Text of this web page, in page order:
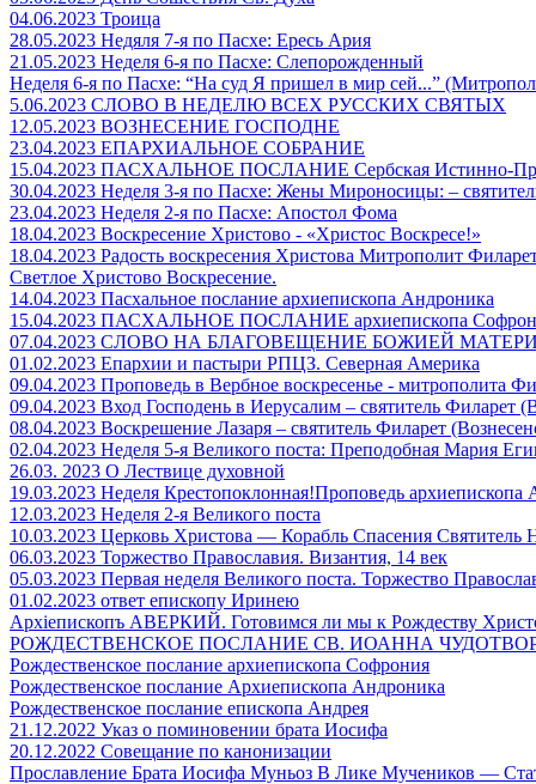
04.06.2023 Троица
28.05.2023 Недяля 7-я по Пасхе: Ересь Ария
21.05.2023 Неделя 6-я по Пасхе: Слепорожденный
Неделя 6-я по Пасхе: “На суд Я пришел в мир сей...”
5.06.2023 СЛОВО В НЕДЕЛЮ ВСЕХ РУССКИХ СВЯТЫХ
12.05.2023 ВОЗНЕСЕНИЕ ГОСПОДНЕ
23.04.2023 ЕПАРХИАЛЬНОЕ СОБРАНИЕ
15.04.2023 ПАСХАЛЬНОЕ ПОСЛАНИЕ Сербская Истинно-
30.04.2023 Неделя 3-я по Пасхе: Жены Мироносицы: –
23.04.2023 Неделя 2-я по Пасхе: Апостол Фома
18.04.2023 Воскресение Христово - «Христос Воскресе!»
18.04.2023 Радость воскресения Христова Митрополит
Светлое Христово Воскресение.
14.04.2023 Пасхальное послание архиепископа Андроника
15.04.2023 ПАСХАЛЬНОЕ ПОСЛАНИЕ архиепископа
07.04.2023 СЛОВО НА БЛАГОВЕЩЕНИЕ БОЖИЕЙ
01.02.2023 Епархии и пастыри РПЦЗ. Северная Америка
09.04.2023 Проповедь в Вербное воскресенье - митрополита
09.04.2023 Вход Господень в Иерусалим – святитель Филарет
08.04.2023 Воскрешение Лазаря – святитель Филарет
02.04.2023 Неделя 5-я Великого поста: Преподобная Мария
26.03. 2023 О Лествице духовной
19.03.2023 Неделя Крестопоклонная!Проповедь архиепископа
12.03.2023 Неделя 2-я Великого поста
10.03.2023 Церковь Христова — Корабль Спасения
06.03.2023 Торжество Православия. Византия, 14 век
05.03.2023 Первая неделя Великого поста. Торжество
01.02.2023 ответ епископу Иринею
Архiепископъ АВЕРКИЙ. Готовимся ли мы к Рождеству
РОЖДЕСТВЕНСКОЕ ПОСЛАНИЕ СВ. ИОАННА
Рождественское послание архиепископа Софрония
Рождественское послание Архиепископа Андроника
Рождественское послание епископа Андрея
21.12.2022 Указ о поминовении брата Иосифа
20.12.2022 Совещание по канонизации
Прославление Брата Иосифа Муньоз В Лике Мучеников —